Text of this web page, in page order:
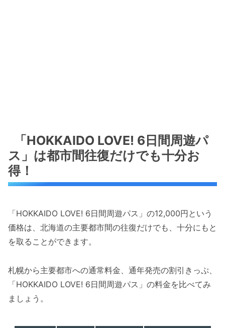
「HOKKAIDO LOVE! 6日間周遊パ
ス」は都市間往復だけでも十分お
得！
「HOKKAIDO LOVE! 6日間周遊パス」の12,000円という
価格は、北海道の主要都市間の往復だけでも、十分にもと
を取ることができます。
札幌から主要都市への通常料金、通年発売の割引きっぷ、
「HOKKAIDO LOVE! 6日間周遊パス」の料金を比べてみ
ましょう。